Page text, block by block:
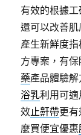
有效的根據
還可以改善
產生新鮮度
方專案，有
藥產品體驗
浴乳利用可
效止鼾帶更
麼買便宜優惠